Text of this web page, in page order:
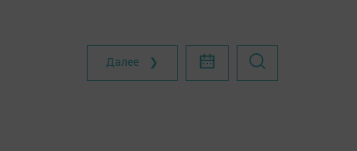
Далее ❯